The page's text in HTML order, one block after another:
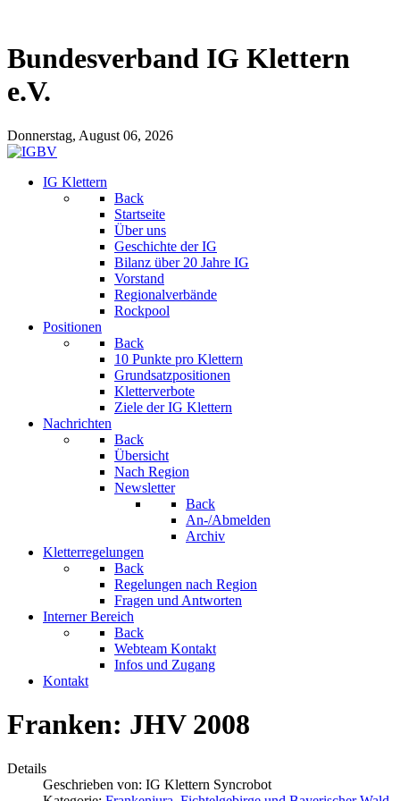
Bundesverband IG Klettern
e.V.
Donnerstag, August 06, 2026
IG Klettern
Back
Startseite
Über uns
Geschichte der IG
Bilanz über 20 Jahre IG
Vorstand
Regionalverbände
Rockpool
Positionen
Back
10 Punkte pro Klettern
Grundsatzpositionen
Kletterverbote
Ziele der IG Klettern
Nachrichten
Back
Übersicht
Nach Region
Newsletter
Back
An-/Abmelden
Archiv
Kletterregelungen
Back
Regelungen nach Region
Fragen und Antworten
Interner Bereich
Back
Webteam Kontakt
Infos und Zugang
Kontakt
Franken: JHV 2008
Details
Geschrieben von: IG Klettern Syncrobot